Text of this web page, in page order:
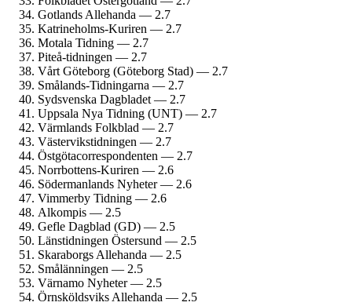
Gotlands Allehanda — 2.7
Katrineholms-Kuriren — 2.7
Motala Tidning — 2.7
Piteå-tidningen — 2.7
Vårt Göteborg (Göteborg Stad) — 2.7
Smålands-Tidningarna — 2.7
Sydsvenska Dagbladet — 2.7
Uppsala Nya Tidning (UNT) — 2.7
Värmlands Folkblad — 2.7
Västervikstidningen — 2.7
Östgöta­correspondenten — 2.7
Norrbottens-Kuriren — 2.6
Söderman­lands Nyheter — 2.6
Vimmerby Tidning — 2.6
Alkompis — 2.5
Gefle Dagblad (GD) — 2.5
Länstidningen Östersund — 2.5
Skaraborgs Allehanda — 2.5
Smålänningen — 2.5
Värnamo Nyheter — 2.5
Örnsköldsviks Allehanda — 2.5